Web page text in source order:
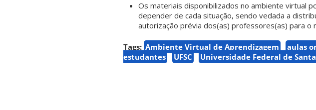
Os materiais disponibilizados no ambiente virtual
depender de cada situação, sendo vedada a
autorização prévia dos(as) professores(as) para o
Tags: Ambiente Virtual de Aprendizagem aulas
estudantes
UFSC Universidade Federal de